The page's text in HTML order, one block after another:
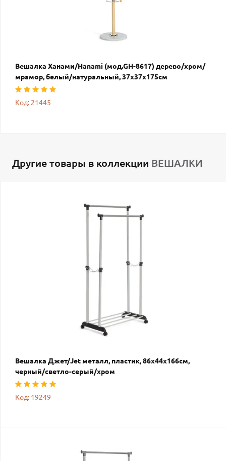
Вешалка Ханами/Hanami (мод.GH-8617) дерево/хром/
мрамор, белый/натуральный, 37х37х175см
Код: 21445
Другие товары в коллекции ВЕШАЛКИ
Вешалка Джет/Jet металл, пластик, 86х44х166см,
черный/светло-серый/хром
Код: 19249